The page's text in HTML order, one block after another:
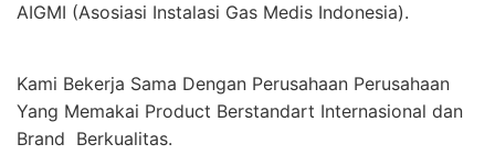
AIGMI (Asosiasi Instalasi Gas Medis Indonesia).
Kami Bekerja Sama Dengan Perusahaan Perusahaan
Yang Memakai Product Berstandart Internasional dan
Brand Berkualitas.